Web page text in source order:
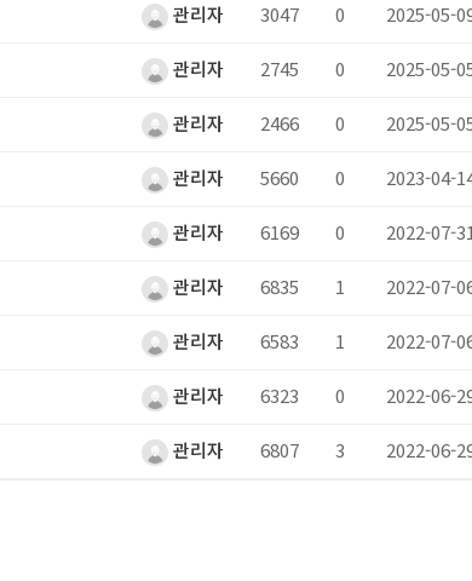
관리자 3047 0 2025-05-
관리자 2745 0 2025-05-
관리자 2466 0 2025-05-
관리자 5660 0 2023-04-
관리자 6169 0 2022-07-31
관리자 6835 1 2022-07-
관리자 6583 1 2022-07-
관리자 6323 0 2022-06-
관리자 6807 3 2022-06-